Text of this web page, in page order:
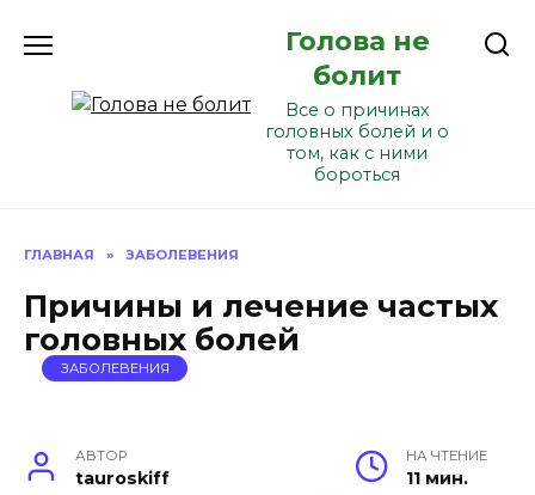
Голова не
болит
Все о причинах
головных болей и о
том, как с ними
бороться
ГЛАВНАЯ » ЗАБОЛЕВЕНИЯ
Причины и лечение частых
головных болей
ЗАБОЛЕВЕНИЯ
АВТОР
tauroskiff
НА ЧТЕНИЕ
11 мин.